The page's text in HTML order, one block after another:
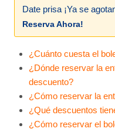
Date prisa ¡Ya se
Reserva Ahora!
¿Cuánto cuesta el
¿Dónde reservar la
descuento?
¿Cómo reservar la
¿Qué descuentos
¿Cómo reservar el